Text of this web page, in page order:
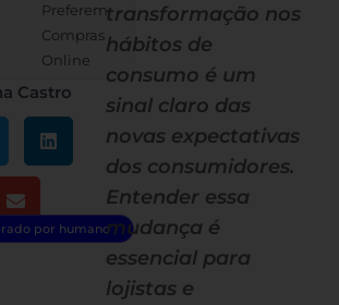
Preferem
Compras
Online
Castro
por humano
transformação nos
hábitos de
consumo é um
sinal claro das
novas expectativas
dos consumidores.
Entender essa
mudança é
essencial para
lojistas e